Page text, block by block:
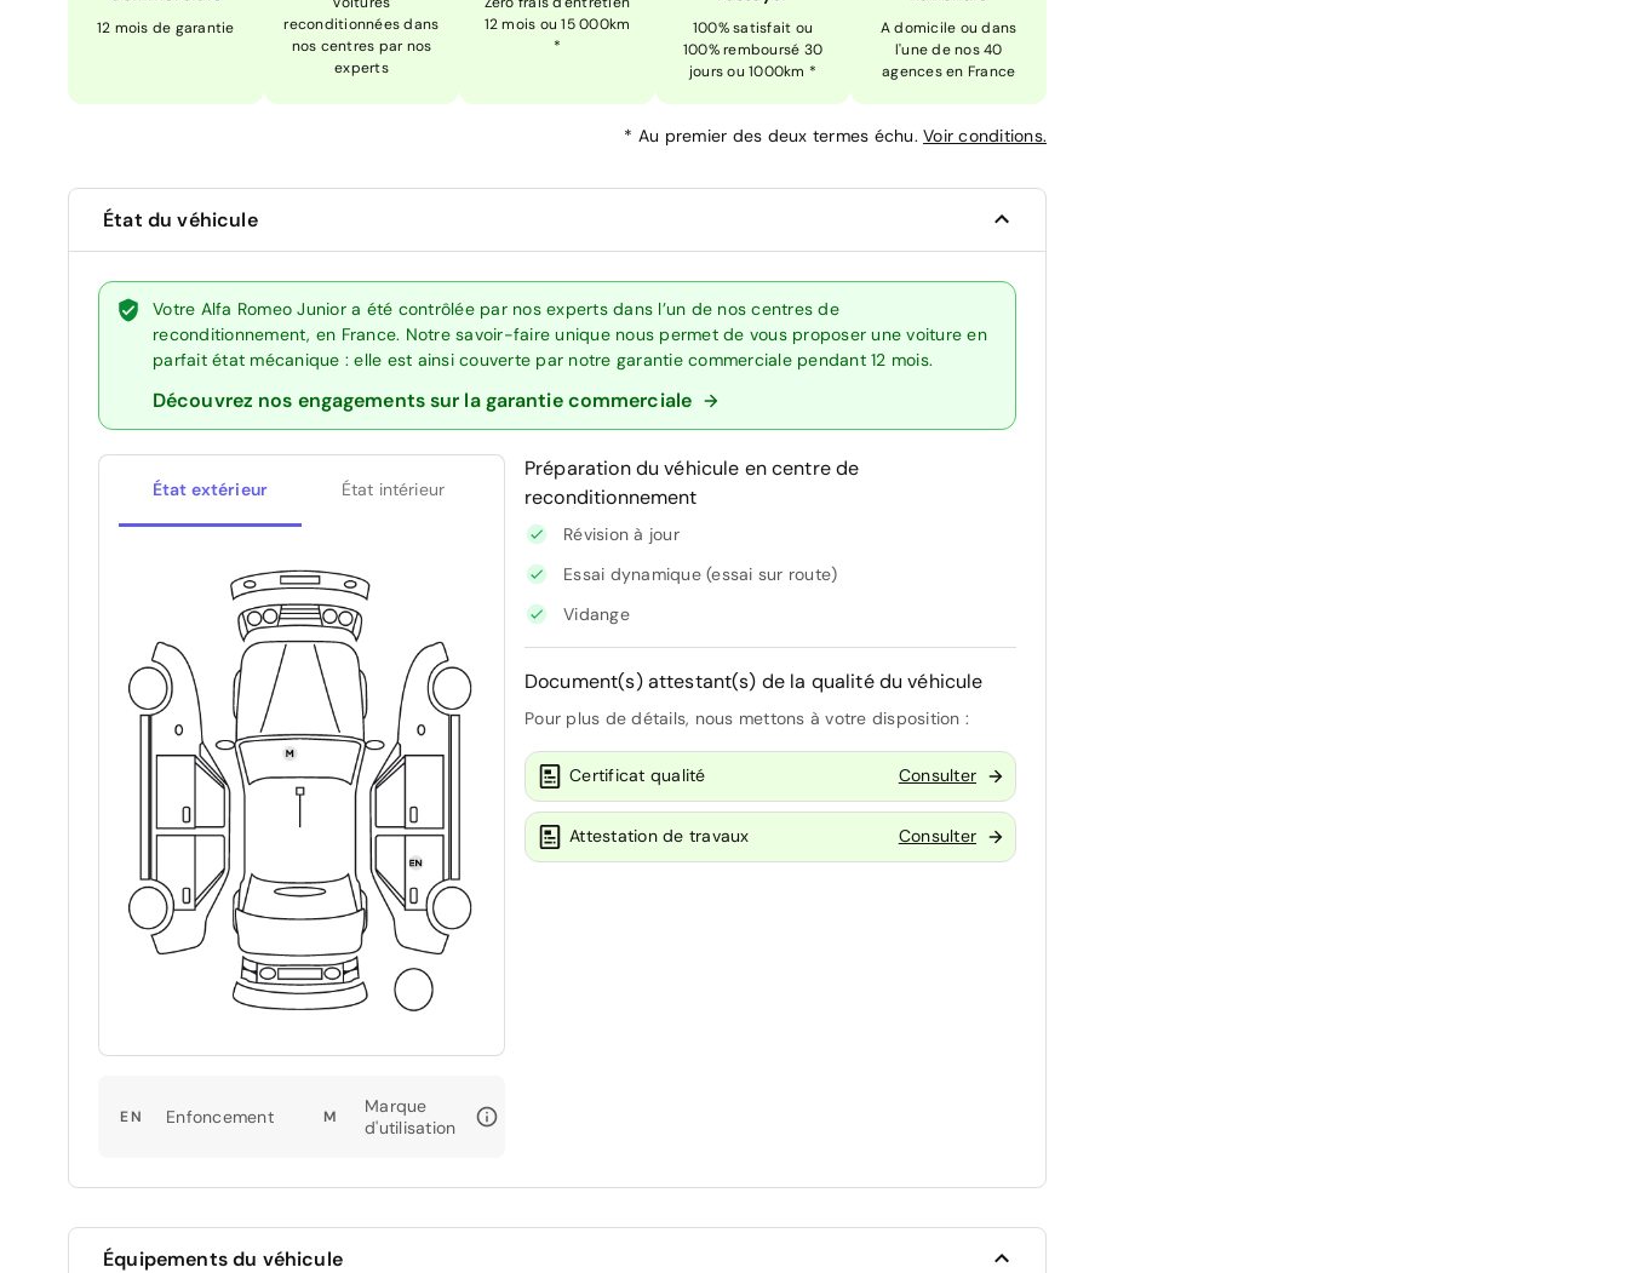
12 mois de garantie
reconditionnées dans
nos centres par nos
experts
12 mois ou 15 000km
*
100% satisfait ou
100% remboursé 30
jours ou 1000km *
A domicile ou dans
l'une de nos 40
agences en France
* Au premier des deux termes échu. Voir conditions.
État du véhicule
Votre Alfa Romeo Junior a été contrôlée par nos experts dans l’un de nos centres de
reconditionnement, en France. Notre savoir-faire unique nous permet de vous proposer une voiture en
parfait état mécanique : elle est ainsi couverte par notre garantie commerciale pendant 12 mois.
Découvrez nos engagements sur la garantie commerciale
État extérieur État intérieur
EN Enfoncement M
Marque
d'utilisation
Préparation du véhicule en centre de
reconditionnement
Révision à jour
Essai dynamique (essai sur route)
Vidange
Document(s) attestant(s) de la qualité du véhicule
Pour plus de détails, nous mettons à votre disposition :
Certificat qualité Consulter
Attestation de travaux Consulter
Équipements du véhicule